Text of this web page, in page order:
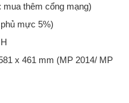
mua thêm cổng mạng)
mực 5%)
x 461 mm (MP 2014/ MP